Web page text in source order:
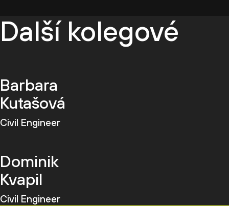
Další kolegové
Barbara
Kutašová
Civil Engineer
Dominik
Kvapil
Civil Engineer